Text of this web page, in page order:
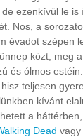
ezenkívül le is
Nos, a
évadot szépen
közt, meg
és ólmos
teljesen
kívánt
a
Dead vagy